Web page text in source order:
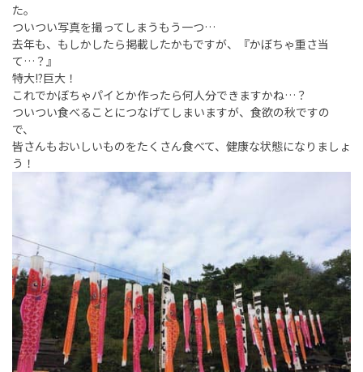
た。
ついつい写真を撮ってしまうもう一つ…
去年も、もしかしたら掲載したかもですが、『かぼちゃ重さ当
て…？』
特大!?巨大！
これでかぼちゃパイとか作ったら何人分できますかね…？
ついつい食べることにつなげてしまいますが、食欲の秋ですの
で、
皆さんもおいしいものをたくさん食べて、健康な状態になりましょ
う！